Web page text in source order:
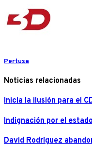
Pertusa
Noticias relacionadas
Inicia la ilusión para el
Indignación por el
David Rodríguez